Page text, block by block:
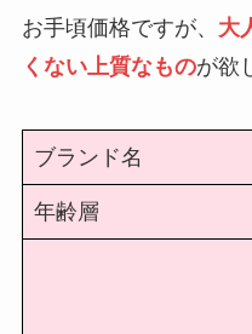
お手頃価格ですが、 大
くない上質なものが欲
ブランド名
年齢層